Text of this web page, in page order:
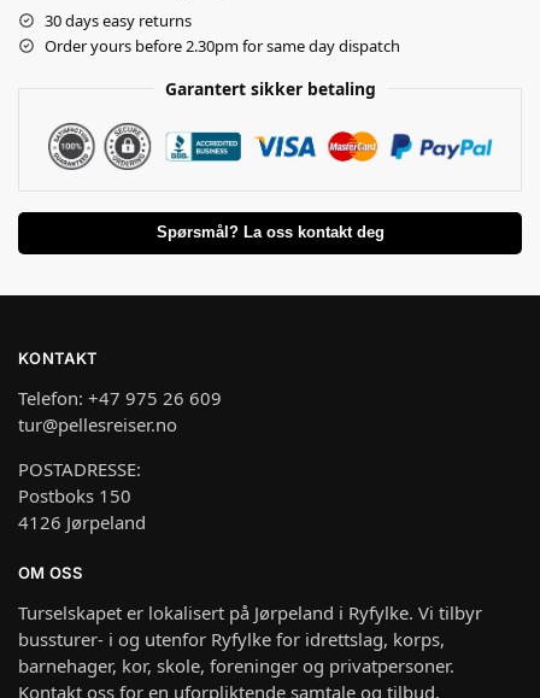
30 days easy returns
Order yours before 2.30pm for same day dispatch
Garantert sikker betaling
Spørsmål? La oss kontakt deg
KONTAKT
Telefon: +47 975 26 609
tur@pellesreiser.no
POSTADRESSE:
Postboks 150
4126 Jørpeland
OM OSS
Turselskapet er lokalisert på Jørpeland i Ryfylke. Vi tilbyr
bussturer- i og utenfor Ryfylke for idrettslag, korps,
barnehager, kor, skole, foreninger og privatpersoner.
Kontakt oss for en uforpliktende samtale og tilbud.